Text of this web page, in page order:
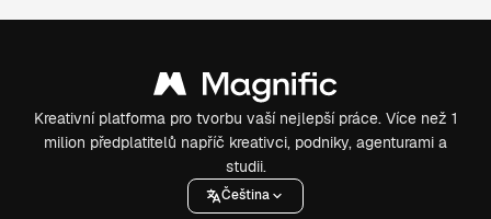
Kreativní platforma pro tvorbu vaší nejlepší práce. Více než 1
milion předplatitelů napříč kreativci, podniky, agenturami a
studii.
Čeština